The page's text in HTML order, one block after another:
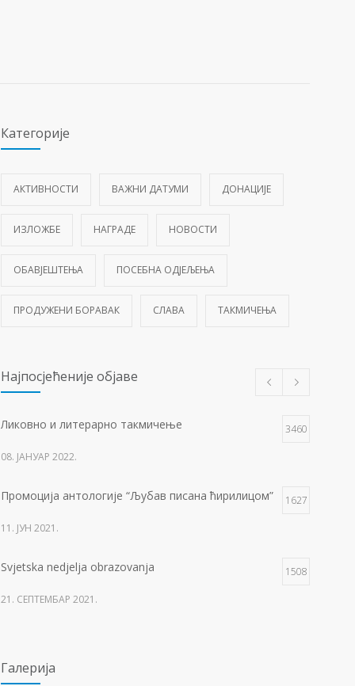
Категорије
АКТИВНОСТИ ВАЖНИ ДАТУМИ ДОНАЦИЈЕ
ИЗЛОЖБЕ НАГРАДЕ НОВОСТИ
ОБАВЈЕШТЕЊА ПОСЕБНА ОДЈЕЉЕЊА
ПРОДУЖЕНИ БОРАВАК СЛАВА ТАКМИЧЕЊА
Најпосјећеније објаве
Ликовно и литерарно такмичење 3460
08. ЈАНУАР 2022.
Промоција антологије “Љубав писана ћирилицом” 1627
11. ЈУН 2021.
Svjetska nedjelja obrazovanja 1508
21. СЕПТЕМБАР 2021.
09. ОКТОБАР 2021.
Галерија